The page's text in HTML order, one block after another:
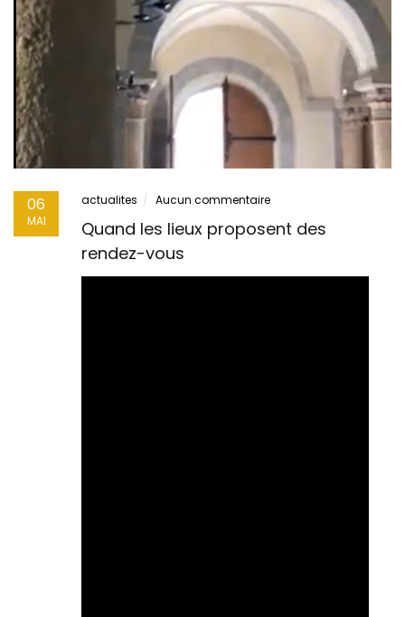
06
MAI
actualites Aucun commentaire
Quand les lieux proposent des
rendez-vous